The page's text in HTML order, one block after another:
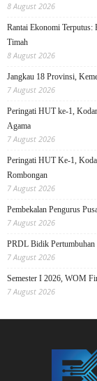
8 August 2026
Rantai Ekonomi
Timah
8 August 2026
Jangkau 18 Provinsi,
7 August 2026
Peringati HUT ke-1,
Agama
7 August 2026
Peringati HUT Ke-1,
Rombongan
7 August 2026
Pembekalan Pengurus
7 August 2026
PRDL Bidik Pertumbuhan
7 August 2026
Semester I 2026, WOM
7 August 2026